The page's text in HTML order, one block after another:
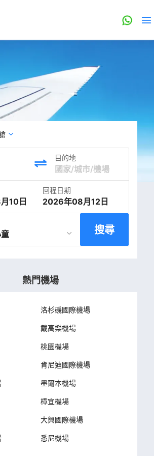
目的地
10日
回程日期
2026年08月12日
搜尋
熱門機場
洛杉磯國際機場
戴高樂機場
桃園機場
肯尼迪國際機場
墨爾本機場
樟宜機場
大興國際機場
悉尼機場